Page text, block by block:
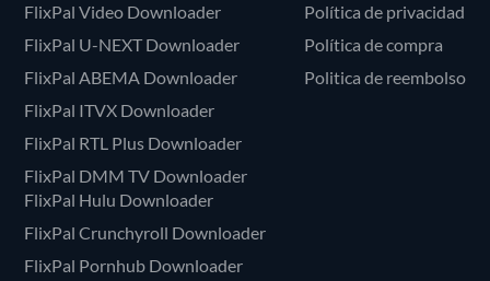
FlixPal Video Downloader
FlixPal U-NEXT Downloader
FlixPal ABEMA Downloader
FlixPal ITVX Downloader
FlixPal RTL Plus Downloader
FlixPal DMM TV Downloader
FlixPal Hulu Downloader
FlixPal Crunchyroll Downloader
FlixPal Pornhub Downloader
Política de privacidad
Política de compra
Politica de reembolso